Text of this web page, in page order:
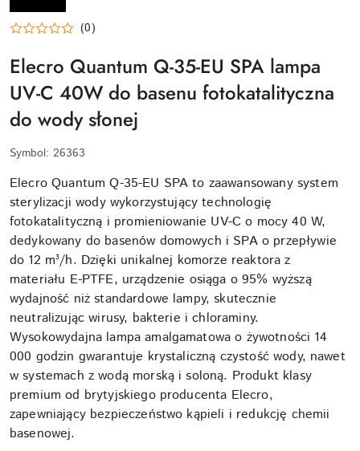
(0)
Elecro Quantum Q-35-EU SPA lampa
UV-C 40W do basenu fotokatalityczna
do wody słonej
Symbol: 26363
Elecro Quantum Q-35-EU SPA to zaawansowany system
sterylizacji wody wykorzystujący technologię
fotokatalityczną i promieniowanie UV-C o mocy 40 W,
dedykowany do basenów domowych i SPA o przepływie
do 12 m³/h. Dzięki unikalnej komorze reaktora z
materiału E-PTFE, urządzenie osiąga o 95% wyższą
wydajność niż standardowe lampy, skutecznie
neutralizując wirusy, bakterie i chloraminy.
Wysokowydajna lampa amalgamatowa o żywotności 14
000 godzin gwarantuje krystaliczną czystość wody, nawet
w systemach z wodą morską i soloną. Produkt klasy
premium od brytyjskiego producenta Elecro,
zapewniający bezpieczeństwo kąpieli i redukcję chemii
basenowej.